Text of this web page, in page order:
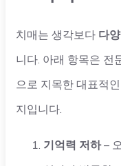
치매는 생각보다 다
니다. 아래 항목은 전
으로 지목한 대표적
지입니다.
기억력 저하–